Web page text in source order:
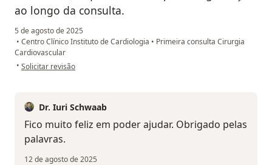
ao longo da consulta.
5 de agosto de 2025
• Centro Clínico Instituto de Cardiologia • Primeira consulta Cirurgia
Cardiovascular
• na opinião do utilizador Lenar Puntel Lazzarotto
Solicitar revisão
Dr. Iuri Schwaab
Fico muito feliz em poder ajudar. Obrigado pelas
palavras.
12 de agosto de 2025